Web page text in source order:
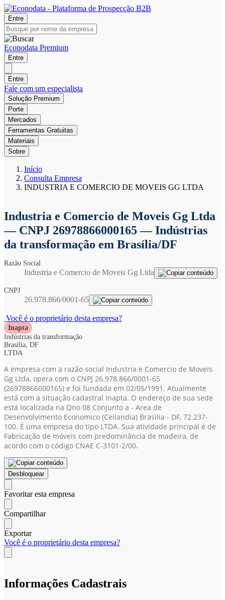
Entre
Econodata Premium
Entre
Entre
Fale com um especialista
Solução Premium
Porte
Mercados
Ferramentas Gratuitas
Materiais
Sobre
Início
Consulta Empresa
INDUSTRIA E COMERCIO DE MOVEIS GG LTDA
Industria e Comercio de Moveis Gg Ltda
— CNPJ 26978866000165 — Indústrias
da transformação em Brasília/DF
Razão Social
Industria e Comercio de Moveis Gg Ltda
CNPJ
26.978.866/0001-65
Você é o proprietário desta empresa?
Inapta
Indústrias da transformação
Brasília, DF
LTDA
A empresa com a razão social Industria e Comercio de Moveis
Gg Ltda, opera com o CNPJ 26.978.866/0001-65
(26978866000165) e foi fundada em 02/05/1991. Atualmente
está com a situação cadastral Inapta. O endereço de sua sede
está localizada na Qno 08 Conjunto a - Area de
Desenvolvimento Economico (Ceilandia) Brasilia - DF, 72.237-
100. É uma empresa do tipo LTDA. Sua atividade principal é de
Fabricação de móveis com predominância de madeira, de
acordo com o código CNAE C-3101-2/00.
Desbloquear
Favoritar esta empresa
Compartilhar
Exportar
Você é o proprietário desta empresa?
Informações Cadastrais